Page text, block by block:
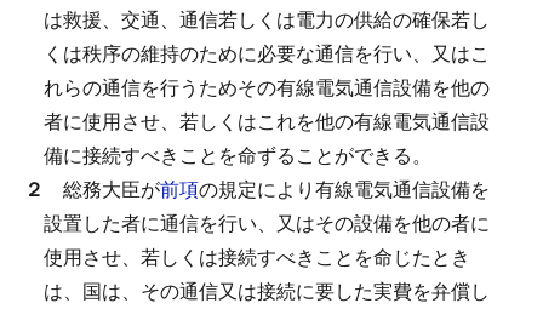
は救援、交通、通信若しくは電力の供給の確保若し
くは秩序の維持のために必要な通信を行い、又はこ
れらの通信を行うためその有線電気通信設備を他の
者に使用させ、若しくはこれを他の有線電気通信設
備に接続すべきことを命ずることができる。
２ 総務大臣が前項の規定により有線電気通信設備を
設置した者に通信を行い、又はその設備を他の者に
使用させ、若しくは接続すべきことを命じたとき
は、国は、その通信又は接続に要した実費を弁償し